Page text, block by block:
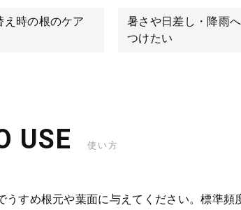
時の根のケア
暑さや日差し・降雨
つけたい
USE 使い方
うすめ根元や葉面に与えてください。標準頻